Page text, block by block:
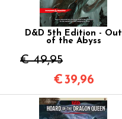
D&D 5th Edition - Out
of the Abyss
€ 49,95
€39,96